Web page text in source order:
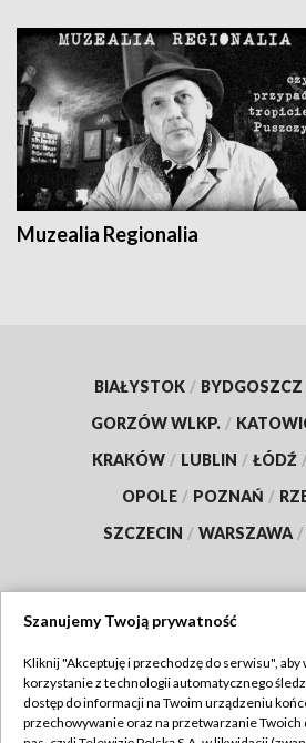
Muzealia Regionalia
BIAŁYSTOK / BYDGOSZCZ
GORZÓW WLKP. /
KRAKÓW / LUBLIN / ŁÓDŹ
OPOLE / POZNAŃ /
SZCZECIN / WARSZAWA /
TVP
Abonament TVP
Regulamin
Szanujemy Twoją prywatność
Kliknij "Akceptuję i przechodzę do serwisu", aby
korzystanie z technologii automatycznego
dostęp do informacji na Twoim urządzeniu
przechowywanie oraz na przetwarzanie Twoich